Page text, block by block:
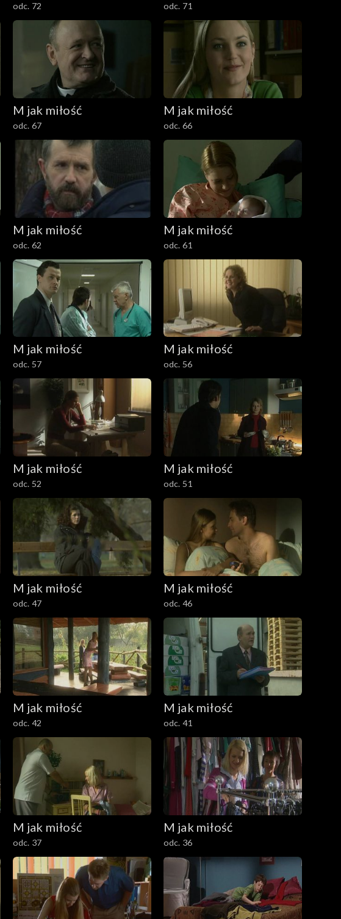
odc. 72 odc. 71
M jak miłość
odc. 67
M jak miłość
odc. 66
M jak miłość
odc. 62
M jak miłość
odc. 61
M jak miłość
odc. 57
M jak miłość
odc. 56
M jak miłość
odc. 52
M jak miłość
odc. 51
M jak miłość
odc. 47
M jak miłość
odc. 46
M jak miłość
odc. 42
M jak miłość
odc. 41
M jak miłość
odc. 37
M jak miłość
odc. 36